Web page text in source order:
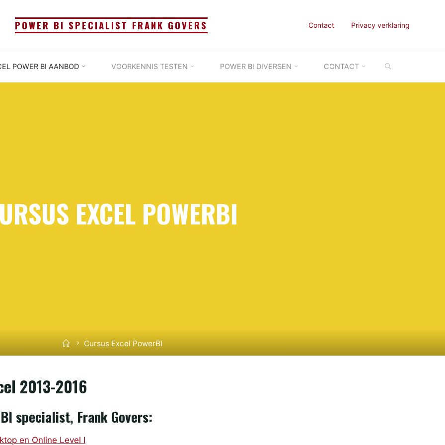
POWER BI SPECIALIST FRANK GOVERS Contact Privacy verklaring
POWER BI AANBOD VOORKENNIS TESTEN POWER BI DIVERSEN CONTACT
EXCEL POWERBI
HomeCursus Excel PowerBI
2013-2016
specialist, Frank Govers:
en Online Level I